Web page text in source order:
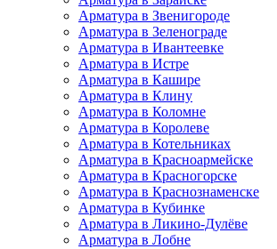
Арматура в Звенигороде
Арматура в Зеленограде
Арматура в Ивантеевке
Арматура в Истре
Арматура в Кашире
Арматура в Клину
Арматура в Коломне
Арматура в Королеве
Арматура в Котельниках
Арматура в Красноармейске
Арматура в Красногорске
Арматура в Краснознаменске
Арматура в Кубинке
Арматура в Ликино-Дулёве
Арматура в Лобне